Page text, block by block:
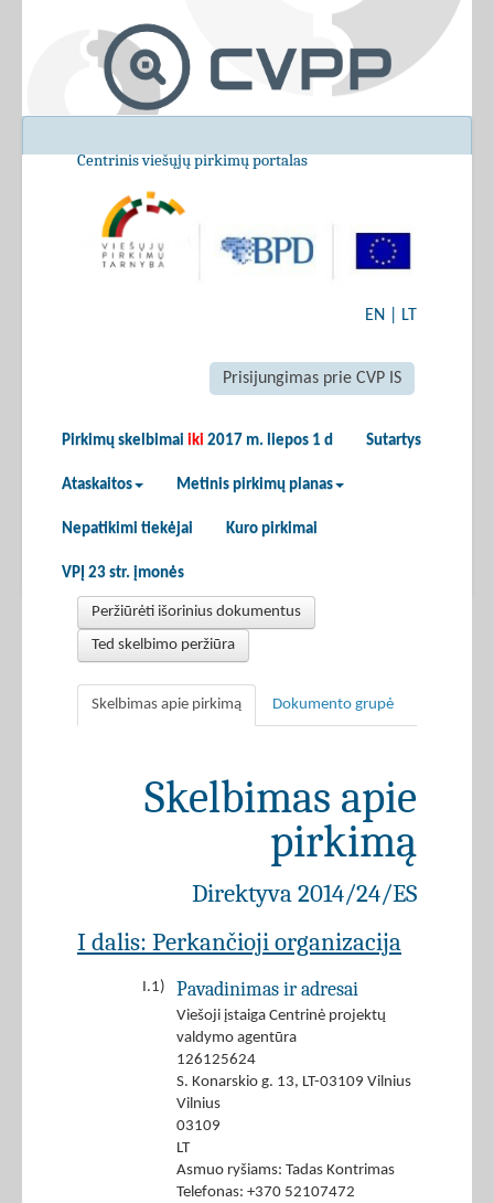
Centrinis viešųjų pirkimų portalas
EN LT
Prisijungimas prie CVP IS
Pirkimų skelbimai iki 2017 m. liepos 1 d Sutartys
Ataskaitos Metinis pirkimų planas
Nepatikimi tiekėjai Kuro pirkimai
VPĮ 23 str. įmonės
Peržiūrėti išorinius dokumentus
Ted skelbimo peržiūra
Skelbimas apie pirkimą Dokumento grupė
Skelbimas apie
pirkimą
Direktyva 2014/24/ES
I dalis: Perkančioji organizacija
I.1) Pavadinimas ir adresai
Viešoji įstaiga Centrinė projektų
valdymo agentūra
126125624
S. Konarskio g. 13, LT-03109 Vilnius
Vilnius
03109
LT
Asmuo ryšiams: Tadas Kontrimas
Telefonas: +370 52107472